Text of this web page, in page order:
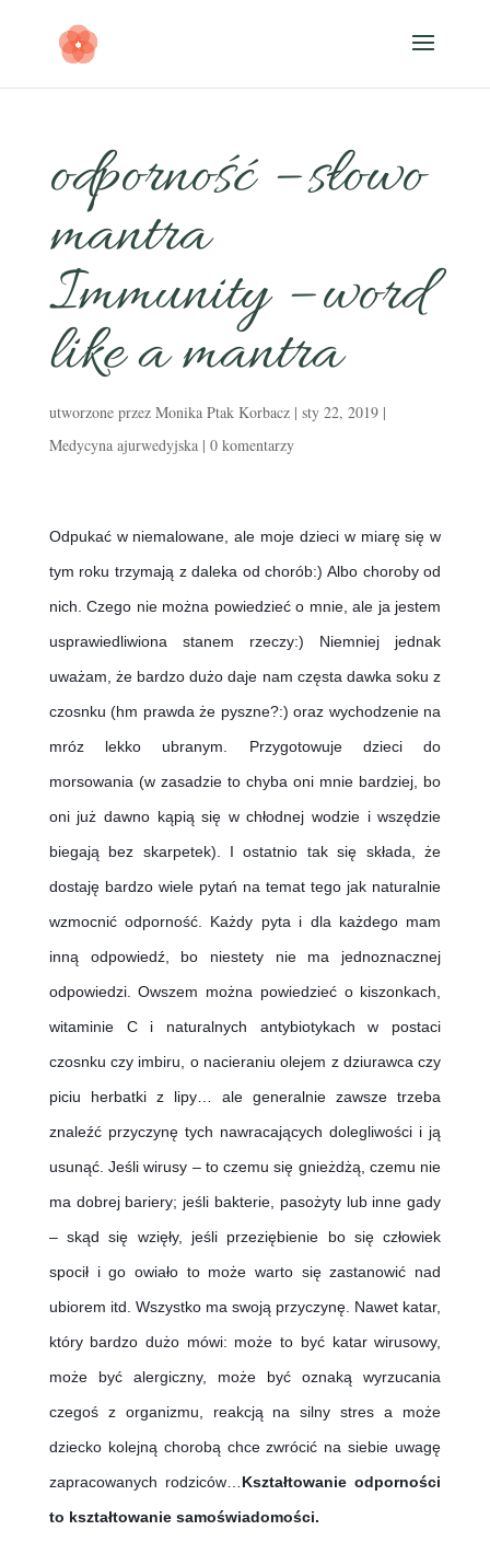
odporność – słowo
mantra
Immunity – word
like a mantra
utworzone przez Monika Ptak Korbacz| sty 22, 2019|
Medycyna ajurwedyjska| 0 komentarzy
Odpukać w niemalowane, ale moje dzieci w miarę się w
tym roku trzymają z daleka od chorób:) Albo choroby od
nich. Czego nie można powiedzieć o mnie, ale ja jestem
usprawiedliwiona stanem rzeczy:) Niemniej jednak
uważam, że bardzo dużo daje nam częsta dawka soku z
czosnku (hm prawda że pyszne?:) oraz wychodzenie na
mróz lekko ubranym. Przygotowuje dzieci do
morsowania (w zasadzie to chyba oni mnie bardziej, bo
oni już dawno kąpią się w chłodnej wodzie i wszędzie
biegają bez skarpetek). I ostatnio tak się składa, że
dostaję bardzo wiele pytań na temat tego jak naturalnie
wzmocnić odporność. Każdy pyta i dla każdego mam
inną odpowiedź, bo niestety nie ma jednoznacznej
odpowiedzi. Owszem można powiedzieć o kiszonkach,
witaminie C i naturalnych antybiotykach w postaci
czosnku czy imbiru, o nacieraniu olejem z dziurawca czy
piciu herbatki z lipy… ale generalnie zawsze trzeba
znaleźć przyczynę tych nawracających dolegliwości i ją
usunąć. Jeśli wirusy – to czemu się gnieżdżą, czemu nie
ma dobrej bariery; jeśli bakterie, pasożyty lub inne gady
– skąd się wzięły, jeśli przeziębienie bo się człowiek
spocił i go owiało to może warto się zastanowić nad
ubiorem itd. Wszystko ma swoją przyczynę. Nawet katar,
który bardzo dużo mówi: może to być katar wirusowy,
może być alergiczny, może być oznaką wyrzucania
czegoś z organizmu, reakcją na silny stres a może
dziecko kolejną chorobą chce zwrócić na siebie uwagę
zapracowanych rodziców… Kształtowanie odporności
to kształtowanie samoświadomości.